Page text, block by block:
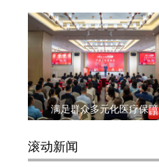
满足群众多元化医疗保障
滚动新闻